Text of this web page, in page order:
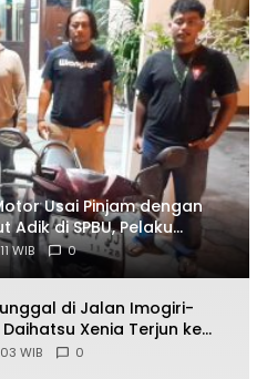
Usai Pinjam dengan
Adik di SPBU, Pelaku
COD
WIB 0
di Jalan Imogiri-
Xenia Terjun ke
WIB 0